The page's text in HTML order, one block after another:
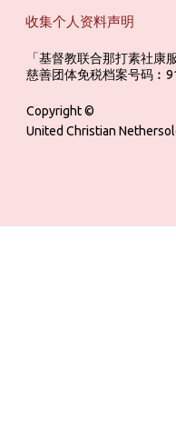
收集个人资料声明
「基督教联合那打素社康
慈善团体免税档案号码
Copyright ©
United Christian